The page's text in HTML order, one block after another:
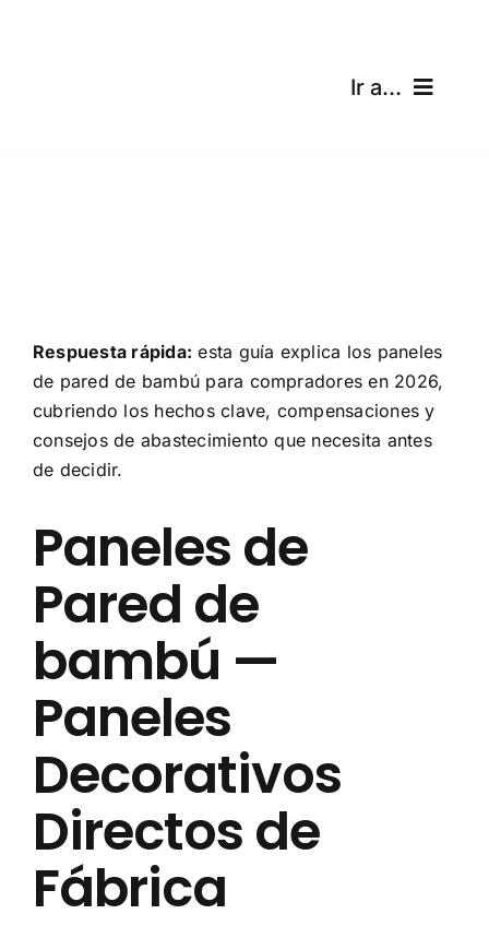
Ir a...
Calculadora gratuita
Blog
Preguntas Frecuentes
Respuesta rápida: esta guía explica los paneles
de pared de bambú para compradores en 2026,
cubriendo los hechos clave, compensaciones y
consejos de abastecimiento que necesita antes
de decidir.
Paneles de
Pared de
bambú —
Paneles
Decorativos
Directos de
Fábrica